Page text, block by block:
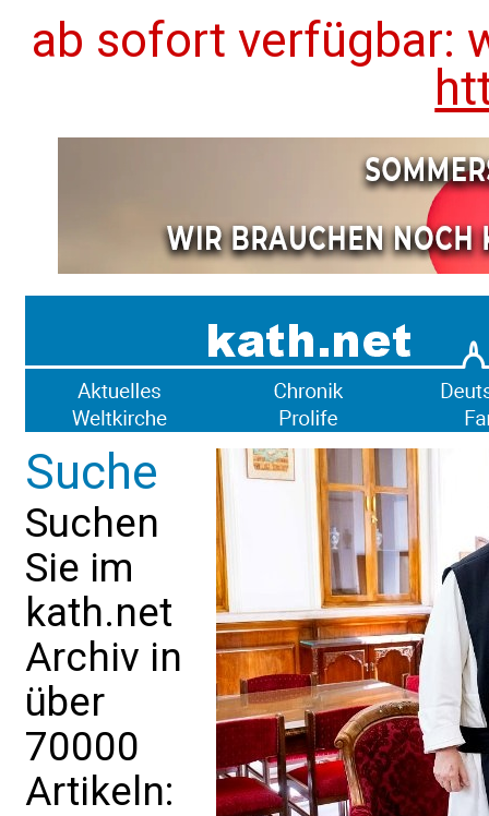
ab sofort verfügbar:
Suche
Suchen
Sie im
kath.net
Archiv in
über
70000
Artikeln: